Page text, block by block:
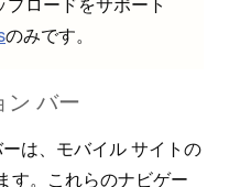
のみです⁠。
ン バ⁠ー
は⁠、モバイル サイトの
す⁠。これらのナビゲ⁠ー